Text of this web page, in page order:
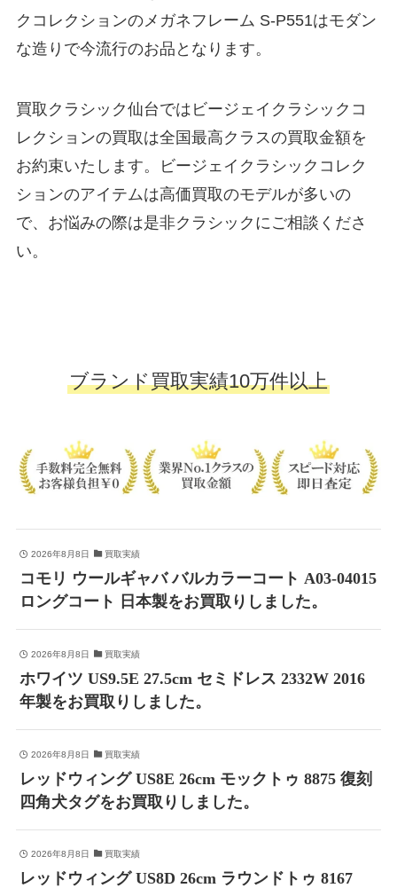
クコレクションのメガネフレーム S-P551はモダン
な造りで今流行のお品となります。
買取クラシック仙台ではビージェイクラシックコ
レクションの買取は全国最高クラスの買取金額を
お約束いたします。ビージェイクラシックコレク
ションのアイテムは高価買取のモデルが多いの
で、お悩みの際は是非クラシックにご相談くださ
い。
ブランド買取実績10万件以上
2026年8月8日 買取実績
コモリ ウールギャバ バルカラーコート A03-04015
ロングコート 日本製をお買取りしました。
2026年8月8日 買取実績
ホワイツ US9.5E 27.5cm セミドレス 2332W 2016
年製をお買取りしました。
2026年8月8日 買取実績
レッドウィング US8E 26cm モックトゥ 8875 復刻
四角犬タグをお買取りしました。
2026年8月8日 買取実績
レッドウィング US8D 26cm ラウンドトゥ 8167